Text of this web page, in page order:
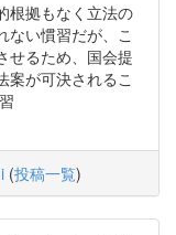
根拠もなく立法の
ない慣習だが、こ
せるため、国会提
案が可決されるこ
(投稿一覧)